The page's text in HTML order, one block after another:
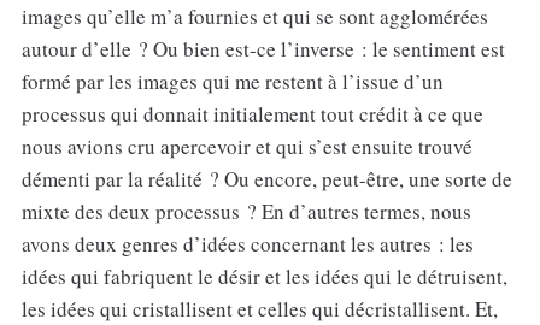
images qu’elle m’a fournies et qui se sont agglomérées
autour d’elle ? Ou bien est-ce l’inverse : le sentiment est
formé par les images qui me restent à l’issue d’un
processus qui donnait initialement tout crédit à ce que
nous avions cru apercevoir et qui s’est ensuite trouvé
démenti par la réalité ? Ou encore, peut-être, une sorte de
mixte des deux processus ? En d’autres termes, nous
avons deux genres d’idées concernant les autres : les
idées qui fabriquent le désir et les idées qui le détruisent,
les idées qui cristallisent et celles qui décristallisent. Et,